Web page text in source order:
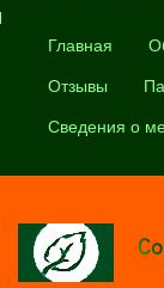
Главная
Отзывы
Сведения о